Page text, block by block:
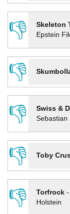
👎
Skeleton
Epstein
👎
👎
Swiss &
Sebastian
👎
Toby
👎
Torfrock-
Holstein